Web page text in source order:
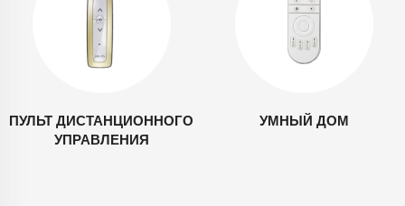
ПУЛЬТ ДИСТАНЦИОННОГО
УПРАВЛЕНИЯ
УМНЫЙ ДОМ